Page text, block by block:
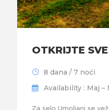
OTKRIJTE
8 dana / 7 noći
Availability : Maj –
Za selo Umoljani se